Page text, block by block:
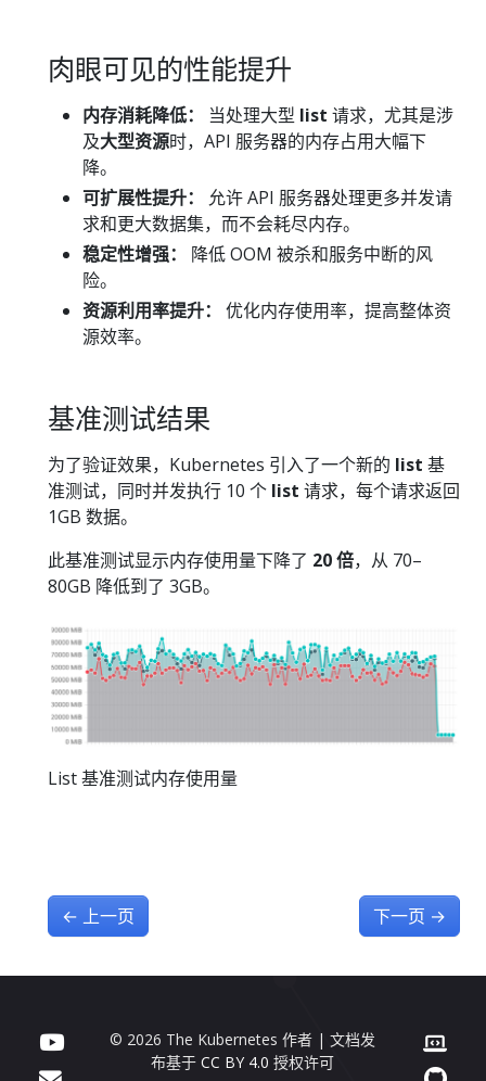
肉眼可见的性能提升
内存消耗降低： 当处理大型 list 请求，尤其是涉
及大型资源时，API 服务器的内存占用大幅下
降。
可扩展性提升：
允许 API 服务器处理更多并发请
求和更大数据集，而不会耗尽内存。
稳定性增强：
降低 OOM 被杀和服务中断的风
险。
资源利用率提升：
优化内存使用率，提高整体资
源效率。
基准测试结果
为了验证效果，Kubernetes 引入了一个新的 list 基
准测试，同时并发执行 10 个 list 请求，每个请求返回
1GB 数据。
此基准测试显示内存使用量下降了 20 倍，从 70–
80GB 降低到了 3GB。
List 基准测试内存使用量
← 上一页 下一页 →
© 2026 The Kubernetes 作者 | 文档发
布基于CC BY 4.0 授权许可